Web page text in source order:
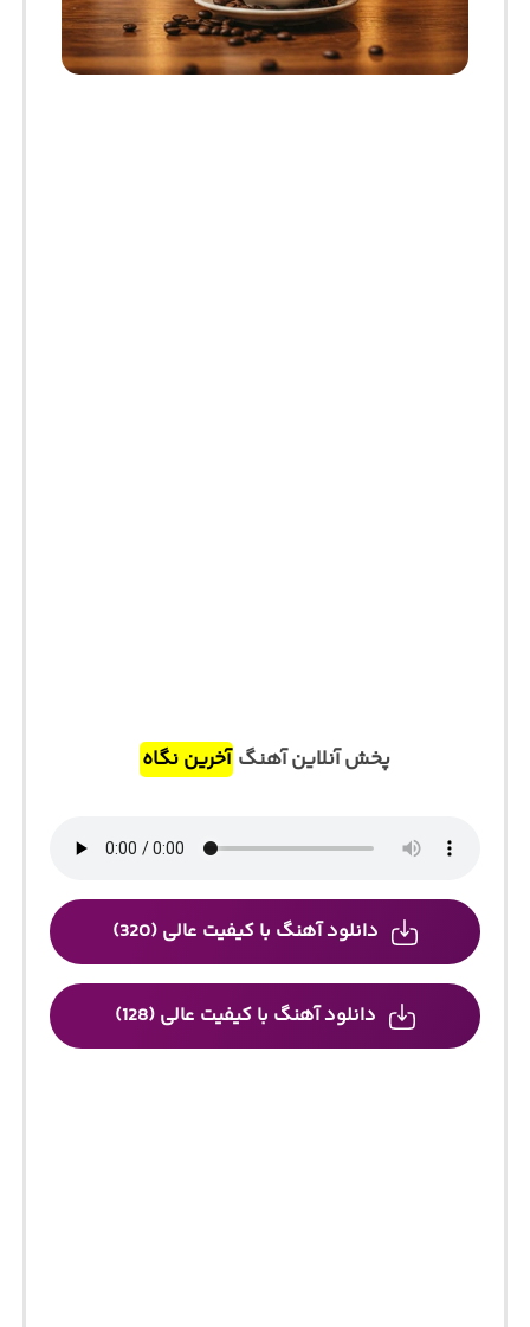
پخش آنلاین آهنگ آخرین نگاه
دانلود آهنگ با کیفیت عالی (320)
دانلود آهنگ با کیفیت عالی (128)